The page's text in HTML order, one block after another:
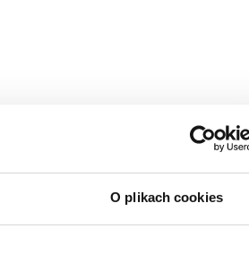
O plikach cookies
ortopedyczne